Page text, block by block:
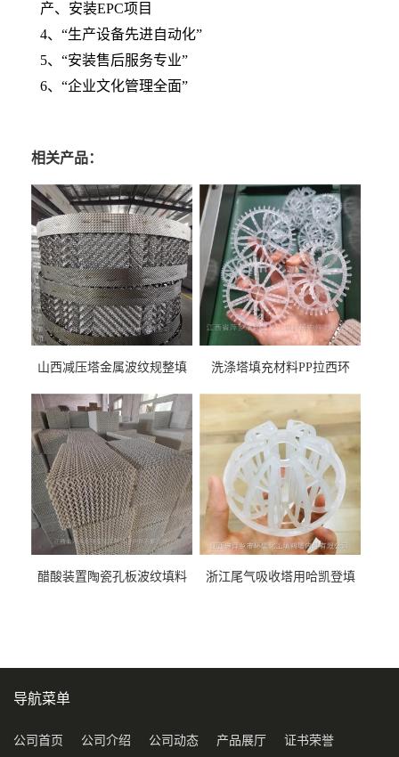
产、安装EPC项目
4、“生产设备先进自动化”
5、“安装售后服务专业”
6、“企业文化管理全面”
相关产品：
山西减压塔金属波纹规整填
料
洗涤塔填充材料PP拉西环
醋酸装置陶瓷孔板波纹填料
浙江尾气吸收塔用哈凯登填
导航菜单
公司首页 公司介绍 公司动态 产品展厅 证书荣誉